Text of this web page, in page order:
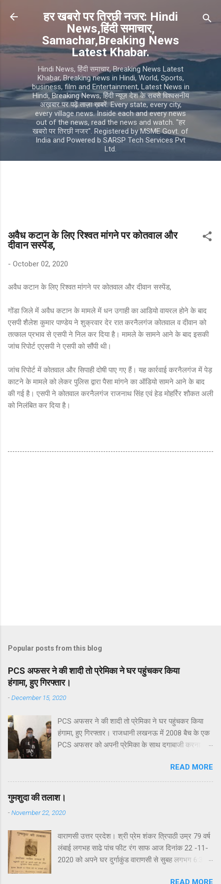
Skip to main content
हर खबरो पर तिरछी नजर: Hindi
News,हिंदी समाचार,
Samachar,Breaking News
Latest Khabar.
Hindi News, हिंदी समाचार, Breaking News Latest
Khabar, Breaking news in Hindi, World, Sports,
business, film and Entertainment, Latest News in
Hindi, Breaking News, हिंदी न्यूज़ देश के सबसे विश्वसनीय
अख़बार पर पढ़ें ताज़ा ख़बरें. Every state, every city,
every village news. Inside each and every news
out of the news, read the news and watch. "हर
खबरो पर तिरछी नजर". Registered by MSME Govt. of
India and Powered b SARSP Tech Services Pvt
Ltd.
अवैध कटान के लिए रिश्वत मांगने पर कोतवाल और
दीवान सस्पेंड,
- October 02, 2020
अवैध कटान के लिए रिश्वत मांगने पर कोतवाल और दीवान सस्पेंड,
गोंडा जिले में अवैध कटान के मामले में धन उगाही का आडियो वायरल होने के बाद
एसपी शैलेश कुमार पाण्डेय ने शुक्रवार देर रात करनैलगंज कोतवाल व दीवान को
तत्काल प्रभाव से एसपी ने निल कर दिया है। मामले के सामने आने के बाद इसकी
जांच रिपोर्ट एएसपी ने एसपी को सौंपी थी।
जांच रिपोर्ट में कोतवाल और सिपाही दोषी पाए गए हैं। यह कार्रवाई करनैलगंज में पेड़
काटने के मामले को लेकर पुलिस द्वारा पैसा मांगने का ऑडियो सामने आने के बाद
की गई है। एसपी ने कोतवाल करनैलगंज राजनाथ सिंह एवं हेड मोहर्रिर शौकत अली
को निलंबित कर दिया है।
Popular posts from this blog
PCS अफसर ने की शादी तो प्रेमिका ने घर पहुंचकर किया
हंगामा, हुए गिरफ्तार।
-December 15, 2020
PCS अफसर ने की शादी तो प्रेमिका ने घर पहुंचकर किया
हंगामा, हुए गिरफ्तार। राजधानी लखनऊ में 2008 बैच के एक
PCS अफसर को अपनी प्रेमिका के साथ दगाबाजी करना
बलिया की रहने वाली युवती का शारीरिक शोषण किया और बिना
बताए चुपके से दूसरी युवती से शादी कर ली। प्रेम में धोखा
आशियाना के रुचिखंड-2 स्थित घर पहुंच गई और जमकर
हंगामा किया। करीब 24 घंटे चले माथापच्ची के बाद PCS
की धाराओं में केस दर्ज किया गया है.आशियाना इंस्पेक्टर केशव
कुमार तिवारी ने बताया कि रुचिखंड-2 निवासी अनुराग रंजन
का चयन 2018 बैच में PCS अधिकारी के रूप में हुआ है।
READ MORE
गुमशुदा की तलाश।
-November 22, 2020
वाराणसी उत्तर प्रदेश। श्री प्रेम शंकर त्रिपाठी उम्र 79 वर्ष
लंबाई लगभह साढे पांच फीट रंग साफ आज दिनांक 22 -11-
2020 को अपने घर दुर्गाकुंड वाराणसी से सुबह लगभग 6:35
READ MORE